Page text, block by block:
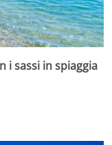
i sassi in spiaggia